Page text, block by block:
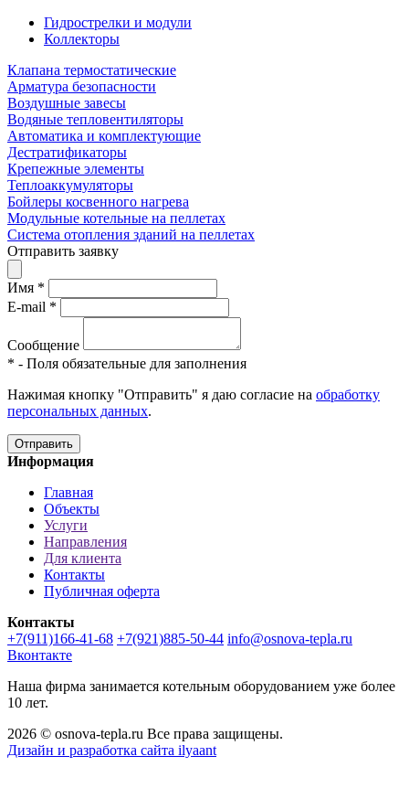
Гидрострелки и модули
Коллекторы
Клапана термостатические
Арматура безопасности
Воздушные завесы
Водяные тепловентиляторы
Автоматика и комплектующие
Дестратификаторы
Крепежные элементы
Теплоаккумуляторы
Бойлеры косвенного нагрева
Модульные котельные на пеллетах
Система отопления зданий на пеллетах
Отправить заявку
Имя *
E-mail *
Сообщение
* - Поля обязательные для заполнения
Нажимая кнопку "Отправить" я даю согласие на обработку
персональных данных.
Отправить
Информация
Главная
Объекты
Услуги
Направления
Для клиента
Контакты
Публичная оферта
Контакты
+7(911)166-41-68 +7(921)885-50-44 info@osnova-tepla.ru
Вконтакте
Наша фирма занимается котельным оборудованием уже более
10 лет.
2026 © osnova-tepla.ru Все права защищены.
Дизайн и разработка сайта ilyaant